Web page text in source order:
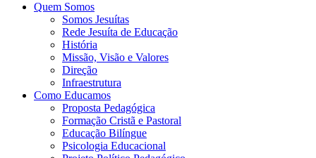
Quem Somos
Somos Jesuítas
Rede Jesuíta de Educação
História
Missão, Visão e Valores
Direção
Infraestrutura
Como Educamos
Proposta Pedagógica
Formação Cristã e Pastoral
Educação Bilíngue
Psicologia Educacional